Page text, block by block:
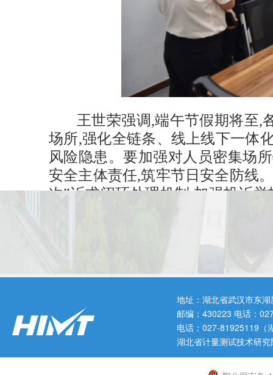
王世荣强调,端午节假期将至,
场所,强化全链条、线上线下一体
风险隐患。要加强对人员密集场
安全主体责任,筑牢节日安全防线
次”诉求闭环处理机制,加强投诉
省局办公室、食品抽检处和
地址：湖北省武汉市东
邮编：430223 电话：
电话：027-81925119（
湖北省计量测试技术研